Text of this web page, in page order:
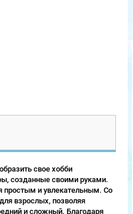
свое хобби
созданные своими руками.
простым и увлекательным. Со
взрослых, позволяя
и сложный. Благодаря